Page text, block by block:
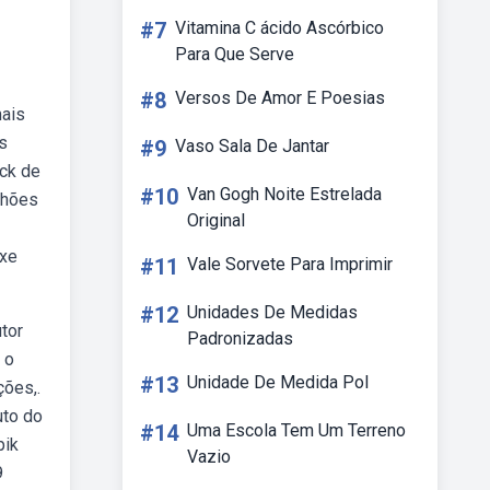
de
o
do
#7 Vitamina C ácido Ascórbico
Para Que Serve
#8 Versos De Amor E Poesias
#9 Vaso Sala De Jantar
#10 Van Gogh Noite Estrelada
Original
#11 Vale Sorvete Para Imprimir
#12 Unidades De Medidas
Padronizadas
#13 Unidade De Medida Pol
#14 Uma Escola Tem Um Terreno
Vazio